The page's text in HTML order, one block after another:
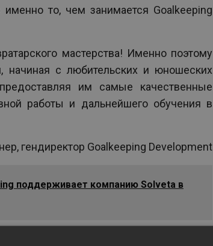
то, чем занимается Goalkeeping
мастерства! Именно поэтому
с любительских и юношеских
им самые качественные
работы и дальнейшего обучения в
гендиректор Goalkeeping Development
поддерживает компанию Solveta в